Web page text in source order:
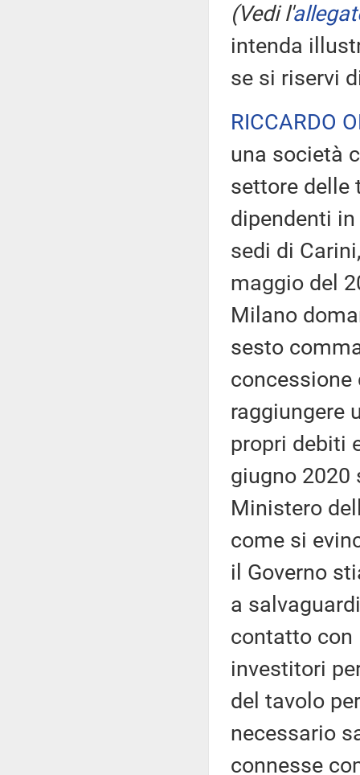
(Vedi l'
intenda
se si riservi
RICCARDO
una società
settore delle
dipendenti
sedi di
maggio del
Milano
sesto
concessione
raggiungere
propri debiti
giugno 2020
Ministero
come si
il Governo
a
contatto con
investitori
del tavolo
necessario
connesse